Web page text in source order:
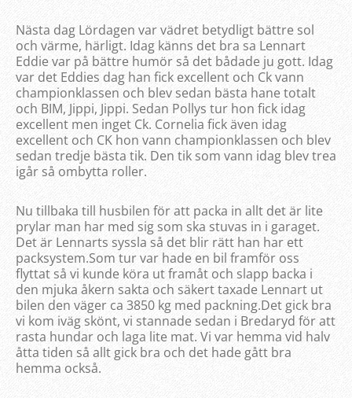
Nästa dag Lördagen var vädret betydligt bättre sol
och värme, härligt. Idag känns det bra sa Lennart
Eddie var på bättre humör så det bådade ju gott. Idag
var det Eddies dag han fick excellent och Ck vann
championklassen och blev sedan bästa hane totalt
och BIM, Jippi, Jippi. Sedan Pollys tur hon fick idag
excellent men inget Ck. Cornelia fick även idag
excellent och CK hon vann championklassen och blev
sedan tredje bästa tik. Den tik som vann idag blev trea
igår så ombytta roller.
Nu tillbaka till husbilen för att packa in allt det är lite
prylar man har med sig som ska stuvas in i garaget.
Det är Lennarts syssla så det blir rätt han har ett
packsystem.Som tur var hade en bil framför oss
flyttat så vi kunde köra ut framåt och slapp backa i
den mjuka åkern sakta och säkert taxade Lennart ut
bilen den väger ca 3850 kg med packning.Det gick bra
vi kom iväg skönt, vi stannade sedan i Bredaryd för att
rasta hundar och laga lite mat. Vi var hemma vid halv
åtta tiden så allt gick bra och det hade gått bra
hemma också.